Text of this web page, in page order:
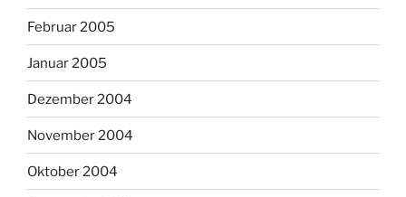
Februar 2005
Januar 2005
Dezember 2004
November 2004
Oktober 2004